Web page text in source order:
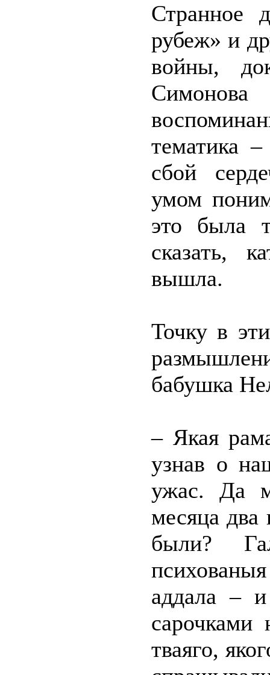
Странное
рубеж» и
войны,
тематика
сбой
умом
это была
сказать,
вышла.
Точку в
бабушка
– Якая
узнав о
ужас. Да
месяца
были?
аддала –
сарочками
тваяго,